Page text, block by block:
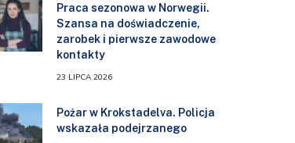
Praca sezonowa w Norwegii.
Szansa na doświadczenie,
zarobek i pierwsze zawodowe
kontakty
23 LIPCA 2026
Pożar w Krokstadelva. Policja
wskazała podejrzanego